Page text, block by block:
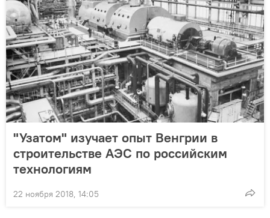
"Узатом" изучает опыт Венгрии в
строительстве АЭС по российским
технологиям
22 ноября 2018, 14:05